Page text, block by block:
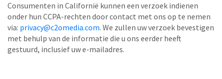
Consumenten in Californië kunnen een verzoek indienen
onder hun CCPA-rechten door contact met ons op te nemen
via: privacy@c2omedia.com. We zullen uw verzoek bevestigen
met behulp van de informatie die u ons eerder heeft
gestuurd, inclusief uw e-mailadres.